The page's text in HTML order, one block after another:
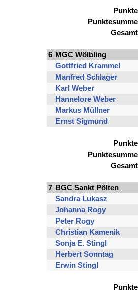
Punkte
Punktesumme
Gesamt
6 MGC Wölbling
Gottfried Krammel
Manfred Schlager
Karl Weber
Hannelore Weber
Markus Müllner
Ernst Sigmund
Punkte
Punktesumme
Gesamt
7 BGC Sankt Pölten
Sandra Lukasz
Johanna Rogy
Peter Rogy
Christian Kamenik
Sonja E. Stingl
Herbert Sonntag
Erwin Stingl
Punkte